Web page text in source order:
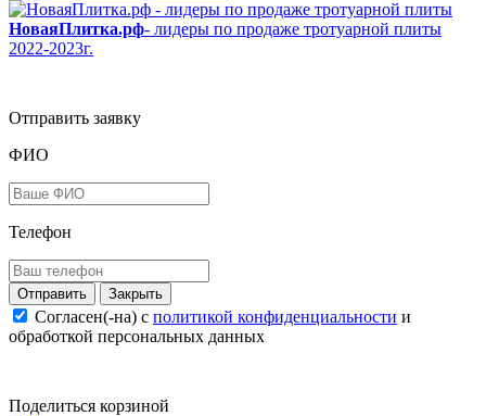
НоваяПлитка.рф- лидеры по продаже тротуарной плиты
2022-2023г.
Отправить заявку
ФИО
Телефон
Закрыть
Согласен(-на) c политикой конфиденциальности и
обработкой персональных данных
Поделиться корзиной